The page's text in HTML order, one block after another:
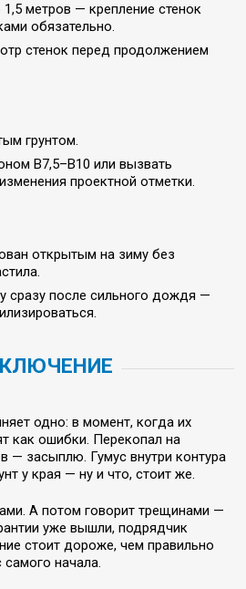
1,5 метров — крепление стенок
обязательно.
стенок перед продолжением
грунтом.
В7,5–В10 или вызвать
проектной отметки.
открытым на зиму без
сразу после сильного дождя —
одно: в момент, когда их
как ошибки. Перекопал на
— засыплю. Гумус внутри контура
у края — ну и что, стоит же.
А потом говорит трещинами —
уже вышли, подрядчик
стоит дороже, чем правильно
начала.